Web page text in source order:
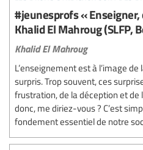
#jeunesprofs « Enseigner,
Khalid El Mahroug (SLFP,
Khalid El Mahroug
L’enseignement est à l’image de
surpris. Trop souvent, ces
frustration, de la déception et
donc, me diriez-vous ? C’est
fondement essentiel de notre